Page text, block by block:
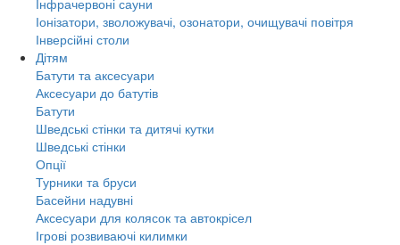
Іонізатори, зволожувачі, озонатори, очищувачі повітря
Інверсійні столи
Дітям
Батути та аксесуари
Аксесуари до батутів
Батути
Шведські стінки та дитячі кутки
Шведські стінки
Опції
Турники та бруси
Басейни надувні
Аксесуари для колясок та автокрісел
Ігрові розвиваючі килимки